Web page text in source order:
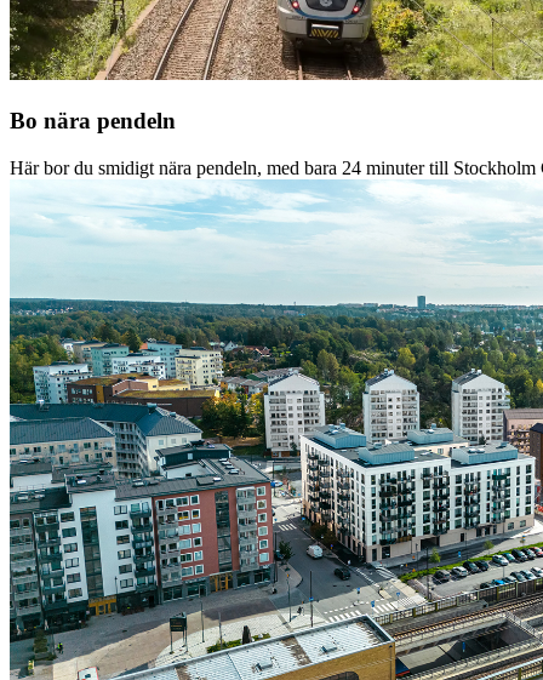
Bo nära pendeln
Här bor du smidigt nära pendeln, med bara 24 minuter till Stockholm